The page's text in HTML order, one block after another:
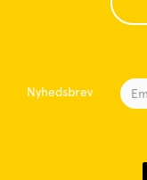
Nyhedsbrev